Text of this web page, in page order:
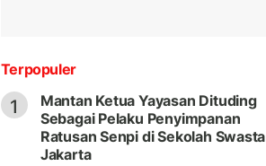
Terpopuler
1
Mantan Ketua Yayasan Dituding
Sebagai Pelaku Penyimpanan
Ratusan Senpi di Sekolah Swasta
Jakarta